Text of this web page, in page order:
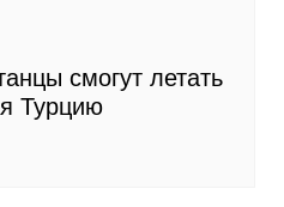
смогут летать
Турцию